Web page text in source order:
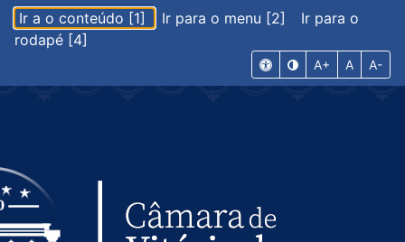
Ir a o conteúdo [1] Ir para o menu [2]
Ir para o
rodapé [4]
A+ A A-